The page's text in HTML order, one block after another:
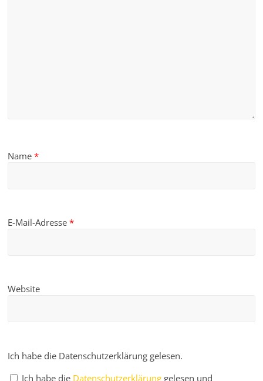
Name*
E-Mail-Adresse*
Website
Ich habe die Datenschutzerklärung gelesen.
Ich habe die Datenschutzerklärung gelesen und